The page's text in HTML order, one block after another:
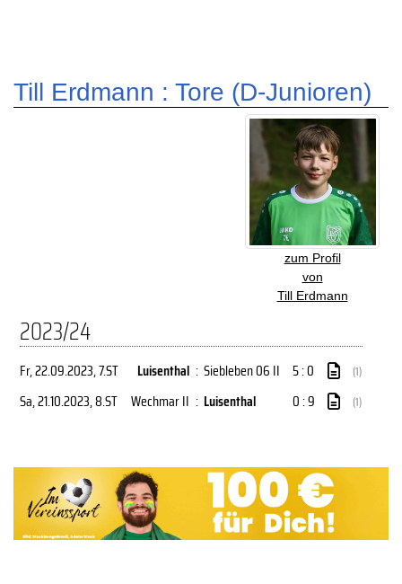
Till Erdmann : Tore (D-Junioren)
zum Profil
von
Till Erdmann
2023/24
Fr, 22.09.2023, 7.ST Luisenthal : Siebleben 06 II 5 : 0 (1)
Sa, 21.10.2023, 8.ST Wechmar II : Luisenthal 0 : 9 (1)